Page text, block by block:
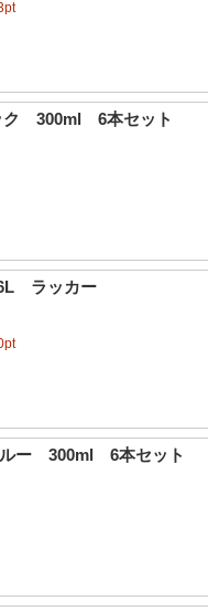
300ml 6本セット
ラッカー
ー 300ml 6本セット